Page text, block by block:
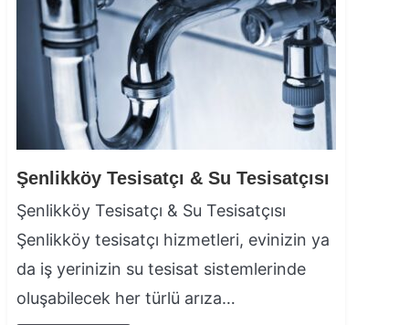
Şenlikköy Tesisatçı & Su Tesisatçısı
Şenlikköy Tesisatçı & Su Tesisatçısı
Şenlikköy tesisatçı hizmetleri, evinizin ya
da iş yerinizin su tesisat sistemlerinde
oluşabilecek her türlü arıza…